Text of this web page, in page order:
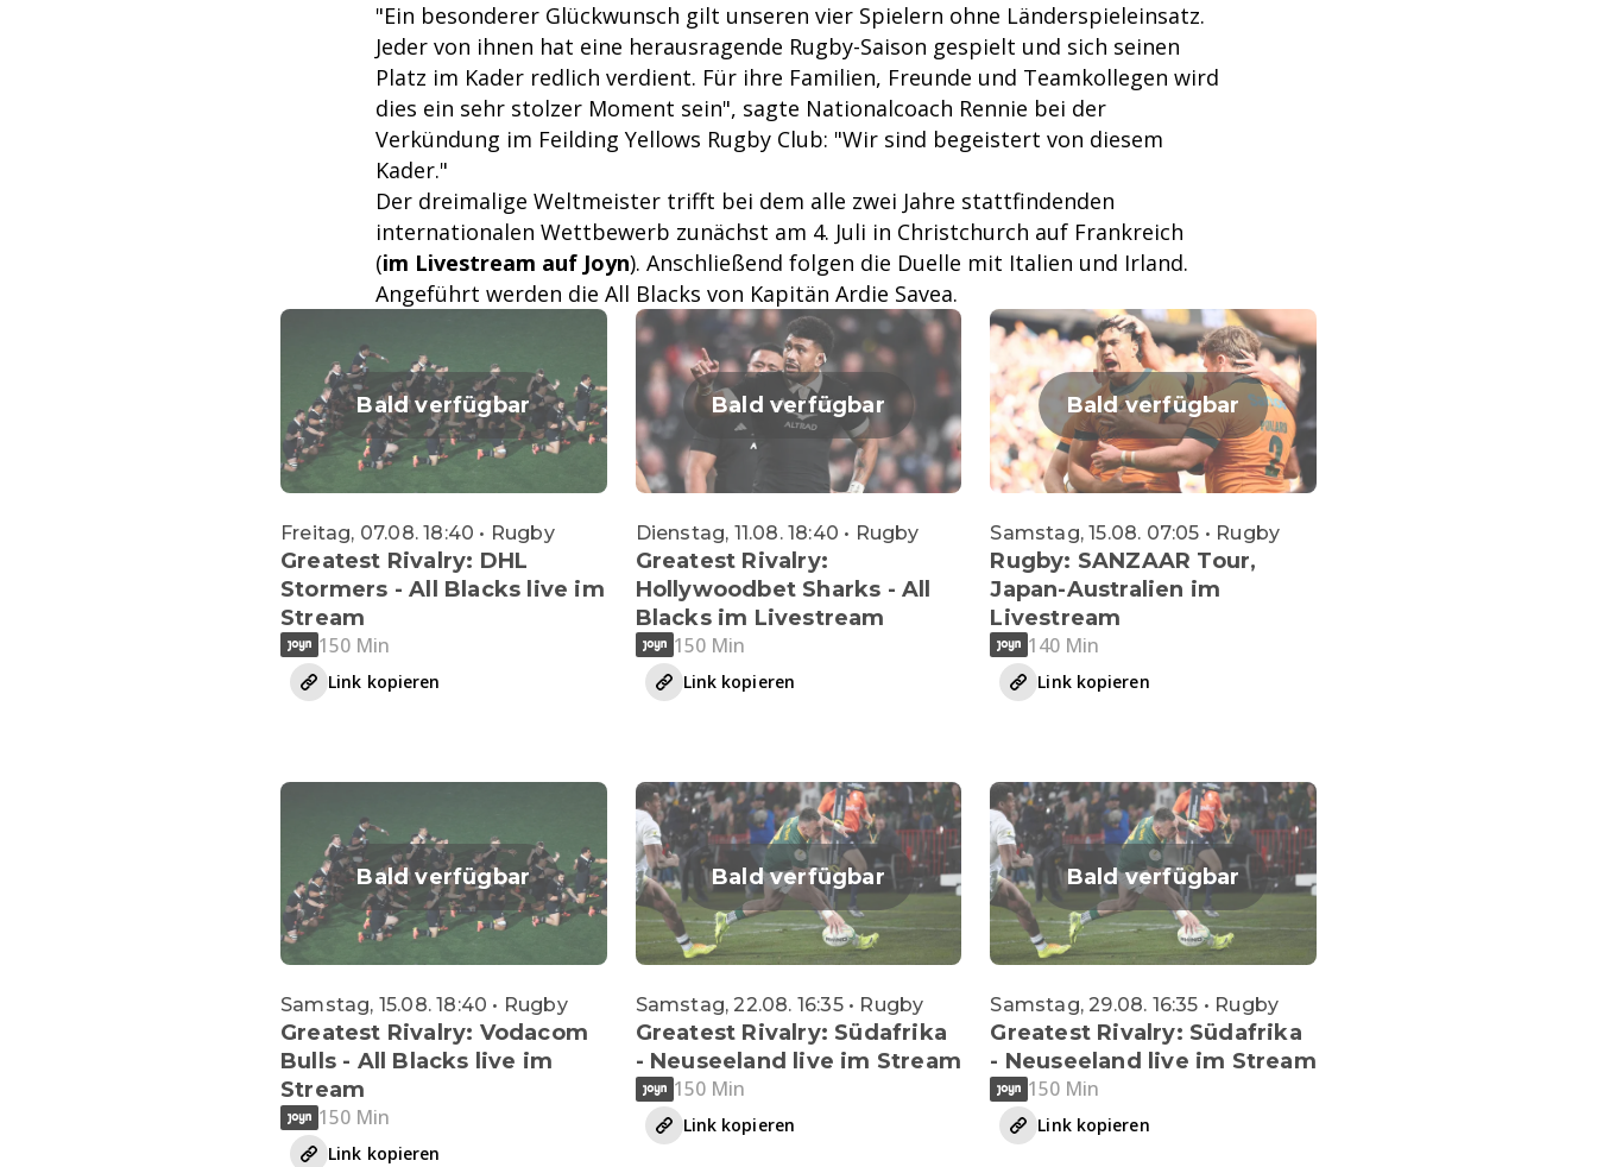
"Ein besonderer Glückwunsch gilt unseren vier Spielern ohne Länderspieleinsatz.
Jeder von ihnen hat eine herausragende Rugby-Saison gespielt und sich seinen
Platz im Kader redlich verdient. Für ihre Familien, Freunde und Teamkollegen wird
dies ein sehr stolzer Moment sein", sagte Nationalcoach Rennie bei der
Verkündung im Feilding Yellows Rugby Club: "Wir sind begeistert von diesem
Kader."
Der dreimalige Weltmeister trifft bei dem alle zwei Jahre stattfindenden
internationalen Wettbewerb zunächst am 4. Juli in Christchurch auf Frankreich
(im Livestream auf Joyn). Anschließend folgen die Duelle mit Italien und Irland.
Angeführt werden die All Blacks von Kapitän Ardie Savea.
Bald verfügbar
Freitag, 07.08. 18:40 • Rugby
Greatest Rivalry: DHL
Stormers - All Blacks live im
Stream
150 Min
Link kopieren
Bald verfügbar
Dienstag, 11.08. 18:40 • Rugby
Greatest Rivalry:
Hollywoodbet Sharks - All
Blacks im Livestream
150 Min
Link kopieren
Bald verfügbar
Samstag, 15.08. 07:05 • Rugby
Rugby: SANZAAR Tour,
Japan-Australien im
Livestream
140 Min
Link kopieren
Bald verfügbar
Samstag, 15.08. 18:40 • Rugby
Greatest Rivalry: Vodacom
Bulls - All Blacks live im
Stream
150 Min
Link kopieren
Bald verfügbar
Samstag, 22.08. 16:35 • Rugby
Greatest Rivalry: Südafrika
- Neuseeland live im Stream
150 Min
Link kopieren
Bald verfügbar
Samstag, 29.08. 16:35 • Rugby
Greatest Rivalry: Südafrika
- Neuseeland live im Stream
150 Min
Link kopieren